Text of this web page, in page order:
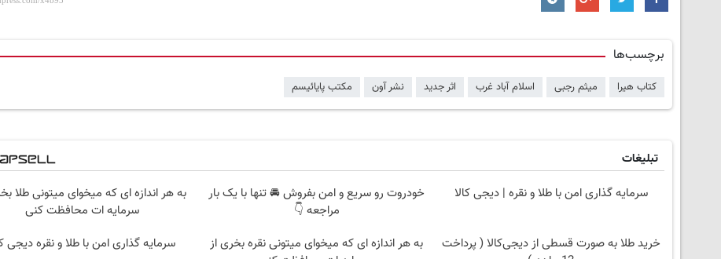
برچسب‌ها
کتاب هیرا میثم رجبی اسلام آباد غرب اثر جدید نشر آون مکتب پایائیسم
تبلیغات
سرمایه گذاری امن با طلا و نقره | دیجی کالا
خودروت رو سریع و امن بفروش 🚘 تنها با یک بار
مراجعه 👇
به هر اندازه ای که میخوای میتونی طلا
سرمایه ات محافظت کنی
خرید طلا به صورت قسطی از دیجی‌کالا ( پرداخت
به هر اندازه ای که میخوای میتونی نقره بخری از
سرمایه گذاری امن با طلا و نقره دیجی